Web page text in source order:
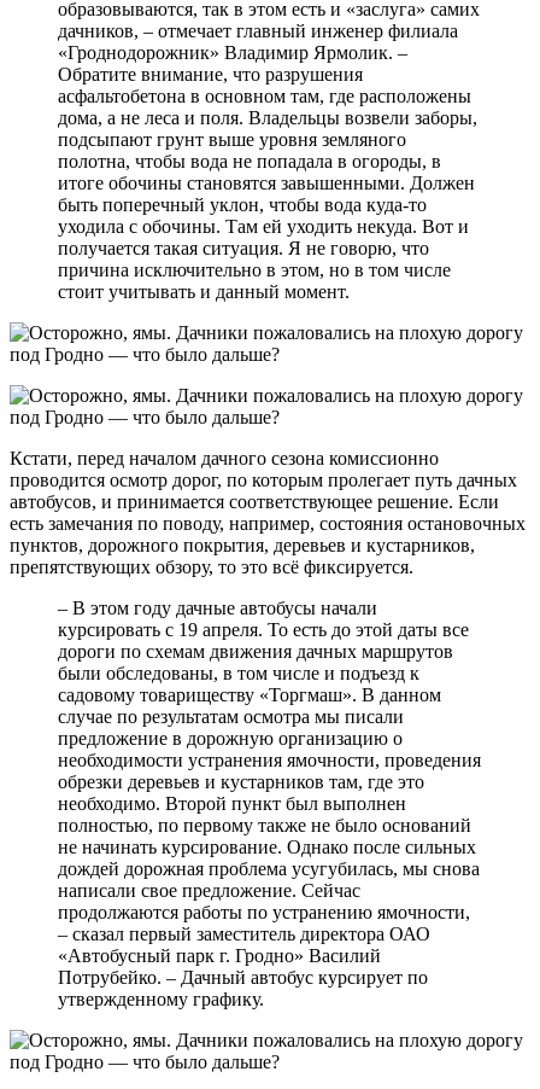
образовываются, так в этом есть и «заслуга» самих
дачников, – отмечает главный инженер филиала
«Гроднодорожник» Владимир Ярмолик. –
Обратите внимание, что разрушения
асфальтобетона в основном там, где расположены
дома, а не леса и поля. Владельцы возвели заборы,
подсыпают грунт выше уровня земляного
полотна, чтобы вода не попадала в огороды, в
итоге обочины становятся завышенными. Должен
быть поперечный уклон, чтобы вода куда-то
уходила с обочины. Там ей уходить некуда. Вот и
получается такая ситуация. Я не говорю, что
причина исключительно в этом, но в том числе
стоит учитывать и данный момент.
Кстати, перед началом дачного сезона комиссионно
проводится осмотр дорог, по которым пролегает путь дачных
автобусов, и принимается соответствующее решение. Если
есть замечания по поводу, например, состояния остановочных
пунктов, дорожного покрытия, деревьев и кустарников,
препятствующих обзору, то это всё фиксируется.
– В этом году дачные автобусы начали
курсировать с 19 апреля. То есть до этой даты все
дороги по схемам движения дачных маршрутов
были обследованы, в том числе и подъезд к
садовому товариществу «Торгмаш». В данном
случае по результатам осмотра мы писали
предложение в дорожную организацию о
необходимости устранения ямочности, проведения
обрезки деревьев и кустарников там, где это
необходимо. Второй пункт был выполнен
полностью, по первому также не было оснований
не начинать курсирование. Однако после сильных
дождей дорожная проблема усугубилась, мы снова
написали свое предложение. Сейчас
продолжаются работы по устранению ямочности,
– сказал первый заместитель директора ОАО
«Автобусный парк г. Гродно» Василий
Потрубейко. – Дачный автобус курсирует по
утвержденному графику.